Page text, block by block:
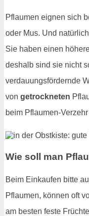
Pflaumen eignen sich
oder Mus. Und
Sie haben einen
deshalb sind sie nicht
verdauungsfördernde
von getrockneten
beim Pflaumen-
Wie soll man
Beim Einkaufen bitte
Pflaumen, können oft
am besten feste